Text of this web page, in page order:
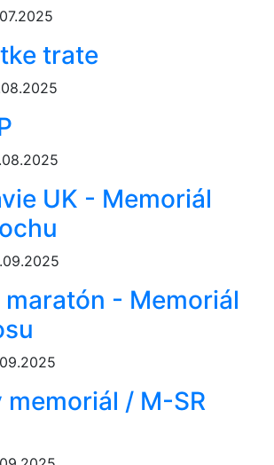
trate
UK - Memoriál
maratón - Memoriál
memoriál / M-SR